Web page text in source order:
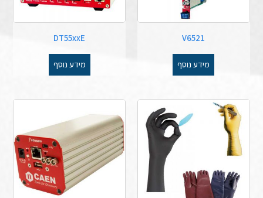
V6521
מידע נוסף
DT55xxE
מידע נוסף